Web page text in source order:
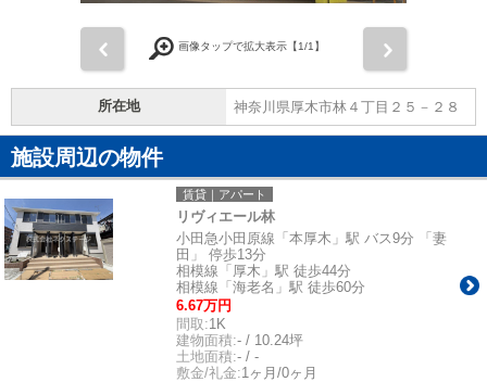
画像タップで拡大表示【1/1】
所在地 神奈川県厚木市林４丁目２５－２８
施設周辺の物件
賃貸｜アパート
リヴィエール林
小田急小田原線「本厚木」駅 バス9分 「妻
田」 停歩13分
相模線「厚木」駅 徒歩44分
相模線「海老名」駅 徒歩60分
6.67万円
間取:1K
建物面積:- / 10.24坪
土地面積:- / -
敷金/礼金:1ヶ月/0ヶ月